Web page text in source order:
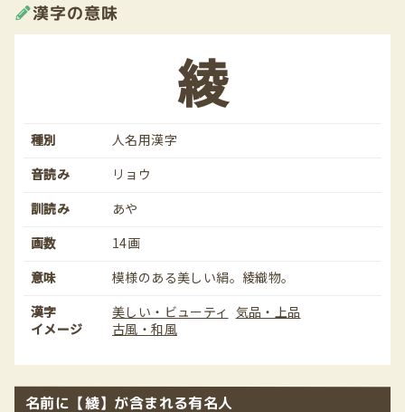
漢字の意味
綾
種別
人名用漢字
音読み
リョウ
訓読み
あや
画数
14画
意味
模様のある美しい絹。綾織物。
漢字
イメージ
美しい・ビューティ 気品・上品
古風・和風
名前に【綾】が含まれる有名人